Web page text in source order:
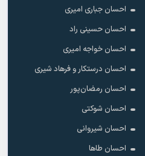
احسان جباری امیری
احسان حسینی راد
احسان خواجه امیری
احسان درستکار و فرهاد شیرى
احسان رمضان‌پور
احسان شوکتی
احسان شیروانی
احسان طاها